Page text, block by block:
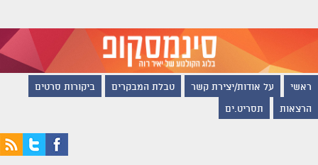
ראשי על אודות/יצירת קשר טבלת המבקרים ביקורות סרטים
הרצאות תסריט.ים